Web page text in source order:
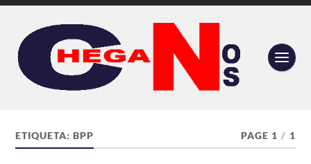
ETIQUETA:BPP PAGE 1 / 1